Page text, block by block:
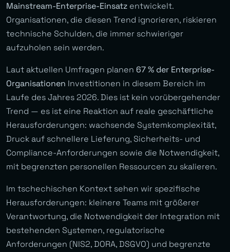
Mainstream-Enterprise-Einsatz entwickelt.
Organisationen, die diesen Trend ignorieren, riskieren
technische Schulden, die immer schwieriger
aufzuholen sein werden.
Laut aktuellen Umfragen planen 67 % der Enterprise-
Organisationen Investitionen in diesem Bereich im
Laufe des Jahres 2026. Dies ist kein vorübergehender
Trend — es ist eine Reaktion auf reale geschäftliche
Herausforderungen: wachsende Systemkomplexität,
Druck auf schnellere Lieferung, Sicherheits- und
Compliance-Anforderungen sowie die Notwendigkeit,
mit begrenzten personellen Ressourcen zu skalieren.
Im tschechischen Kontext sehen wir spezifische
Herausforderungen: kleinere Teams mit größerer
Verantwortung, die Notwendigkeit der Integration mit
bestehenden Systemen, regulatorische
Anforderungen (NIS2, DORA, DSGVO) und begrenzte